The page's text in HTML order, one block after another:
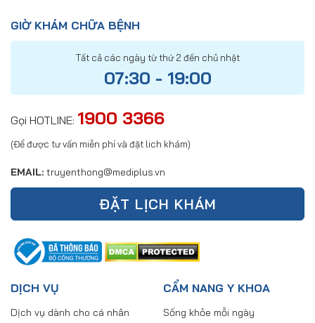
GIỜ KHÁM CHỮA BỆNH
Tất cả các ngày từ thứ 2 đến chủ nhật
07:30 - 19:00
Gọi HOTLINE: 1900 3366
(Để được tư vấn miễn phí và đặt lich khám)
EMAIL: truyenthong@mediplus.vn
ĐẶT LỊCH KHÁM
DỊCH VỤ
Dịch vụ dành cho cá nhân
CẨM NANG Y KHOA
Sống khỏe mỗi ngày